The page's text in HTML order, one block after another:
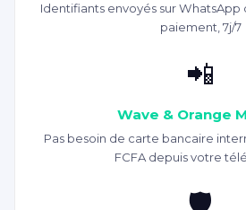
Identifiants envoyés sur
paiement, 7j/7
📲
Wave & Orange
Pas besoin de carte bancaire
FCFA depuis votre